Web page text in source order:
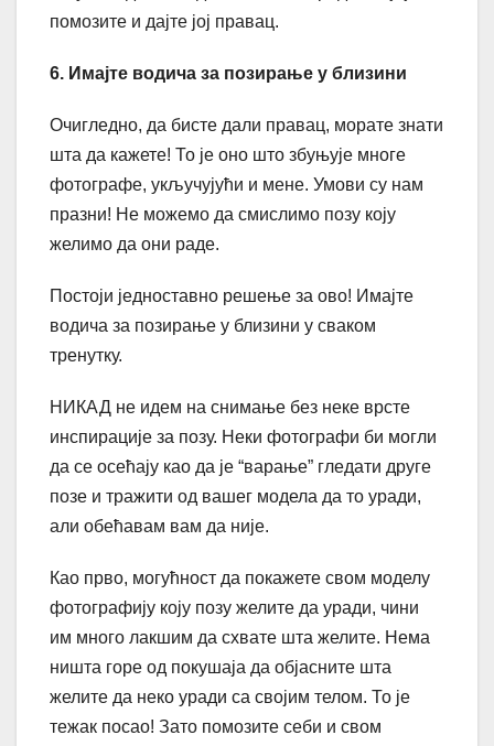
помозите и дајте јој правац.
6. Имајте водича за позирање у близини
Очигледно, да бисте дали правац, морате знати
шта да кажете! То је оно што збуњује многе
фотографе, укључујући и мене. Умови су нам
празни! Не можемо да смислимо позу коју
желимо да они раде.
Постоји једноставно решење за ово! Имајте
водича за позирање у близини у сваком
тренутку.
НИКАД не идем на снимање без неке врсте
инспирације за позу. Неки фотографи би могли
да се осећају као да је “варање” гледати друге
позе и тражити од вашег модела да то уради,
али обећавам вам да није.
Као прво, могућност да покажете свом моделу
фотографију коју позу желите да уради, чини
им много лакшим да схвате шта желите. Нема
ништа горе од покушаја да објасните шта
желите да неко уради са својим телом. То је
тежак посао! Зато помозите себи и свом